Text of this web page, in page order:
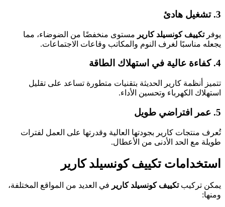
3. تشغيل هادئ
يوفرتكييف كونسيلد كارير مستوى منخفضًا من الضوضاء، مما
يجعله مناسبًا لغرف النوم والمكاتب وقاعات الاجتماعات.
4. كفاءة عالية في استهلاك الطاقة
تتميز أنظمة كارير الحديثة بتقنيات متطورة تساعد على تقليل
استهلاك الكهرباء وتحسين الأداء.
5. عمر افتراضي طويل
تُعرف منتجات كارير بجودتها العالية وقدرتها على العمل لفترات
طويلة مع الحد الأدنى من الأعطال.
استخدامات تكييف كونسيلد كارير
يمكن تركيبتكييف كونسيلد كارير في العديد من المواقع المختلفة،
ومنها: